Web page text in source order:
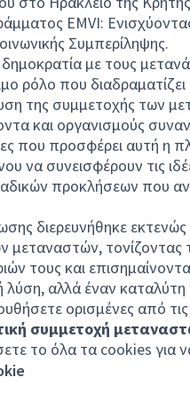
EMVI:
Συμπερίληψης.
με τους
ρόλο που
της συμμετοχής των
και οργανισµούς
που προσφέρει αυτή η
να συνεισφέρουν τις
προκλήσεων που
διερευνήθηκε
μεταναστών, τονίζοντας
τους και
λύση, αλλά έναν
ορισμένες από
συμμετοχή
το όλα τα cookies για